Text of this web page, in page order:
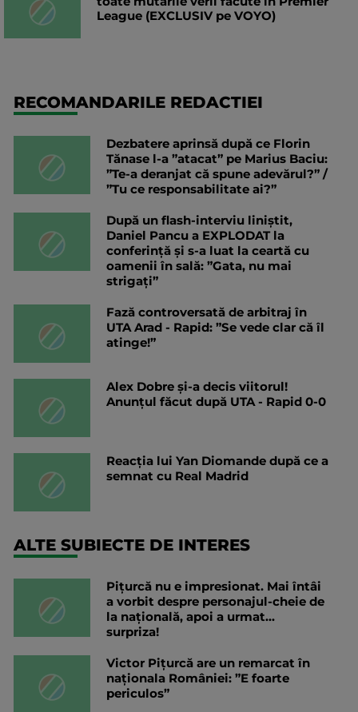
League (EXCLUSIV pe VOYO)
RECOMANDARILE REDACTIEI
Dezbatere aprinsă după ce Florin
Tănase l-a ”atacat” pe Marius Baciu:
”Te-a deranjat că spune adevărul?” /
”Tu ce responsabilitate ai?”
După un flash-interviu liniștit,
Daniel Pancu a EXPLODAT la
conferință și s-a luat la ceartă cu
oamenii în sală: ”Gata, nu mai
strigați”
Fază controversată de arbitraj în
UTA Arad - Rapid: ”Se vede clar că îl
atinge!”
Alex Dobre și-a decis viitorul!
Anunțul făcut după UTA - Rapid 0-0
Reacția lui Yan Diomande după ce a
semnat cu Real Madrid
ALTE SUBIECTE DE INTERES
Pițurcă nu e impresionat. Mai întâi
a vorbit despre personajul-cheie de
la națională, apoi a urmat...
surpriza!
Victor Pițurcă are un remarcat în
naționala României: ”E foarte
periculos”